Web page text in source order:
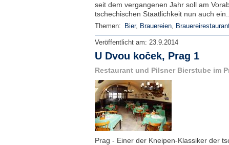
seit dem vergangenen Jahr soll am
tschechischen Staatlichkeit nun auch
Themen: Bier, Brauereien,
Veröffentlicht am: 23.9.2014
U Dvou koček, Prag 1
Restaurant und Pilsner Bierstube im
Prag - Einer der Kneipen-Klassiker der